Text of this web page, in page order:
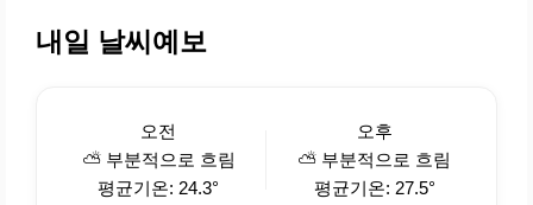
내일 날씨예보
오전
⛅ 부분적으로 흐림
평균기온: 24.3°
오후
⛅ 부분적으로 흐림
평균기온: 27.5°